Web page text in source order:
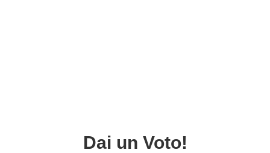
Dai un Voto!